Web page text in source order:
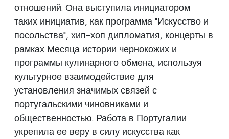
отношений. Она выступила инициатором
таких инициатив, как программа "Искусство и
посольства", хип-хоп дипломатия, концерты в
рамках Месяца истории чернокожих и
программы кулинарного обмена, используя
культурное взаимодействие для
установления значимых связей с
португальскими чиновниками и
общественностью. Работа в Португалии
укрепила ее веру в силу искусства как